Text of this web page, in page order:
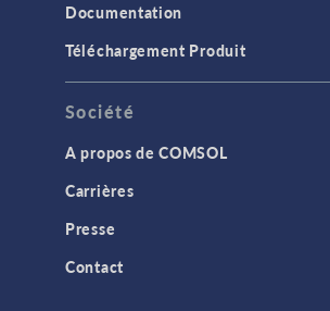
Documentation
Téléchargement Produit
Société
A propos de COMSOL
Carrières
Presse
Contact